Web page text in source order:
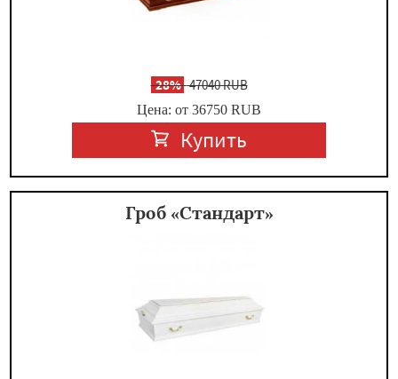
-28%47040 RUB
Цена: от 36750 RUB
Купить
Гроб «Стандарт»